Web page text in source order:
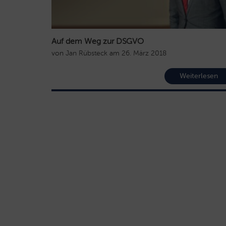
Auf dem Weg zur DSGVO
von Jan Rübsteck am 26. März 2018
Weiterlesen